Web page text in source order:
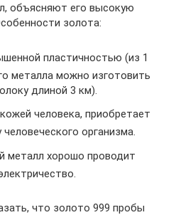
объясняют его высокую
золота:
пластичностью (из 1
металла можно изготовить
длиной 3 км).
человека, приобретает
человеческого организма.
металл хорошо проводит
что золото 999 пробы